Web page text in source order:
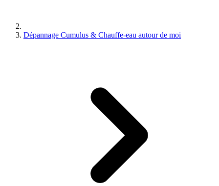
Dépannage Cumulus & Chauffe-eau autour de moi